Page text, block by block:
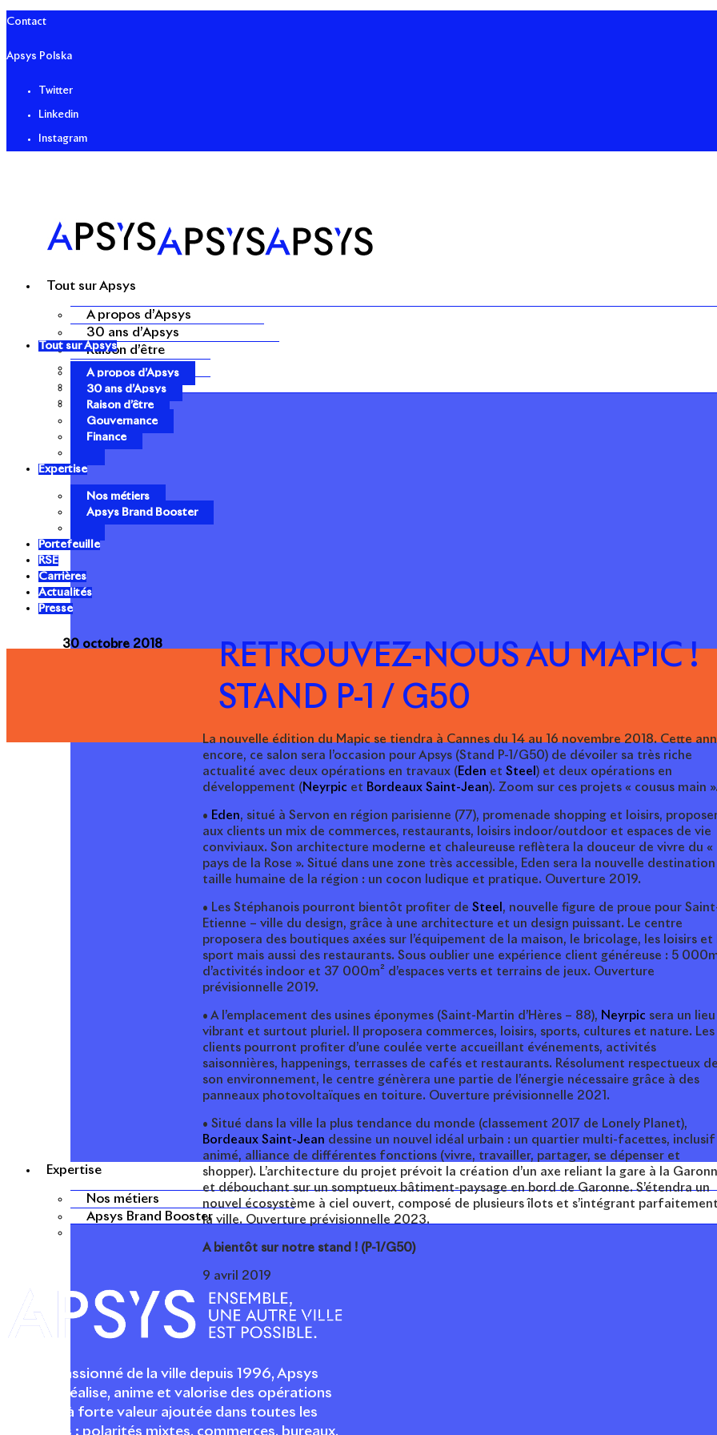
Contact
Apsys Polska
Twitter
Linkedin
Instagram
Tout sur Apsys
A propos d’Apsys
30 ans d’Apsys
Raison d’être
Gouvernance
Finance
Expertise
Nos métiers
Apsys Brand Booster
Tout sur Apsys
A propos d’Apsys
30 ans d’Apsys
Raison d’être
Gouvernance
Finance
Expertise
Nos métiers
Apsys Brand Booster
Portefeuille
RSE
Carrières
Actualités
Presse
30 octobre 2018
RETROUVEZ-NOUS AU MAPIC !
STAND P-1 / G50
La nouvelle édition du Mapic se tiendra à Cannes du 14 au 16 novembre 2018. Cette
encore, ce salon sera l’occasion pour Apsys (Stand P-1/G50) de dévoiler sa très riche
actualité avec deux opérations en travaux ( Eden et Steel ) et deux opérations en
développement ( Neyrpic et Bordeaux Saint-Jean). Zoom sur ces projets « cousus main
• Eden, situé à Servon en région parisienne (77), promenade shopping et loisirs,
aux clients un mix de commerces, restaurants, loisirs indoor/outdoor et espaces de vie
conviviaux. Son architecture moderne et chaleureuse reflètera la douceur de vivre du «
pays de la Rose ». Situé dans une zone très accessible, Eden sera la nouvelle destination
taille humaine de la région : un cocon ludique et pratique. Ouverture 2019.
• Les Stéphanois pourront bientôt profiter de Steel , nouvelle figure de proue pour
Etienne – ville du design, grâce à une architecture et un design puissant. Le centre
proposera des boutiques axées sur l’équipement de la maison, le bricolage, les loisirs et
sport mais aussi des restaurants. Sous oublier une expérience client généreuse : 5
d’activités indoor et 37 000m² d’espaces verts et terrains de jeux. Ouverture
prévisionnelle 2019.
• A l’emplacement des usines éponymes (Saint-Martin d’Hères – 88), Neyrpic sera un lieu
vibrant et surtout pluriel. Il proposera commerces, loisirs, sports, cultures et nature. Les
clients pourront profiter d’une coulée verte accueillant événements, activités
saisonnières, happenings, terrasses de cafés et restaurants. Résolument respectueux de
son environnement, le centre génèrera une partie de l’énergie nécessaire grâce à des
panneaux photovoltaïques en toiture. Ouverture prévisionnelle 2021.
• Situé dans la ville la plus tendance du monde (classement 2017 de Lonely Planet),
Bordeaux Saint-Jean dessine un nouvel idéal urbain : un quartier multi-facettes,
animé, alliance de différentes fonctions (vivre, travailler, partager, se dépenser et
shopper). L’architecture du projet prévoit la création d’un axe reliant la gare à la
et débouchant sur un somptueux bâtiment-paysage en bord de Garonne. S’étendra un
nouvel écosystème à ciel ouvert, composé de plusieurs îlots et s’intégrant
la ville. Ouverture prévisionnelle 2023.
A bientôt sur notre stand ! (P-1/G50)
9 avril 2019
Acteur passionné de la ville depuis 1996, Apsys
conçoit, réalise, anime et valorise des opérations
urbaines à forte valeur ajoutée dans toutes les
fonctions : polarités mixtes, commerces, bureaux,